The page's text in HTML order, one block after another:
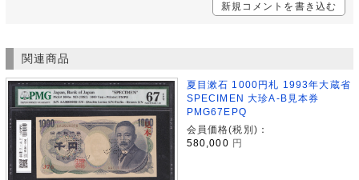
新規コメントを書き込む
関連商品
夏目漱石 1000円札 1993年大蔵省
SPECIMEN 大珍A-B見本券
PMG67EPQ
会員価格(税別)：
580,000 円